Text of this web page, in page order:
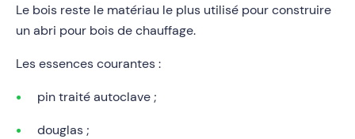
Le bois reste le matériau le plus utilisé pour construire
un abri pour bois de chauffage.
Les essences courantes :
pin traité autoclave ;
douglas ;